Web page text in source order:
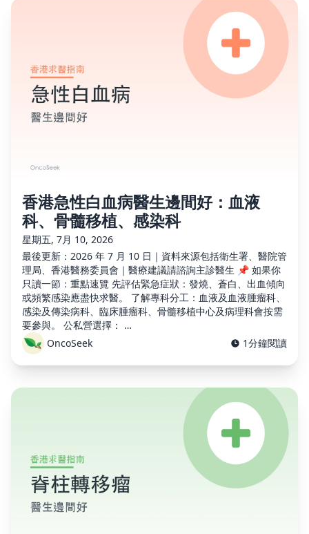
香港急性白血病醫生邊間好：血液
科、骨髓移植、感染科
星期五, 7月 10, 2026
最後更新：2026 年 7 月 10 日｜資料來源包括衛生署、醫院管
理局、香港醫務委員會｜醫療建議請諮詢主診醫生 📌 如果你
只讀一節：重點速覽 先評估緊急症狀：發燒、蒼白、出血傾向
或頻繁感染應盡快求醫。 了解專科分工：血液及血液腫瘤科、
感染及傳染病科、臨床腫瘤科、骨髓移植中心及病理科會按需
要參與。 公私營選擇： …
OncoSeek
1分鐘閱讀